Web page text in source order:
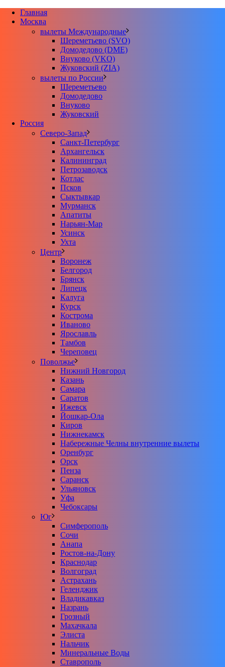
Главная
Москва
вылеты Международные
Шереметьево (SVO)
Домодедово (DME)
Внуково (VKO)
Жуковский (ZIA)
вылеты по России
Шереметьево
Домодедово
Внуково
Жуковский
Россия
Северо-Запад
Санкт-Петербург
Архангельск
Калининград
Петрозаводск
Котлас
Псков
Сыктывкар
Мурманск
Апатиты
Нарьян-Мар
Усинск
Ухта
Центр
Воронеж
Белгород
Брянск
Липецк
Калуга
Курск
Кострома
Иваново
Ярославль
Тамбов
Череповец
Поволжье
Нижний Новгород
Казань
Самара
Саратов
Ижевск
Йошкар-Ола
Киров
Нижнекамск
Набережные Челны внутренние вылеты
Оренбург
Орск
Пенза
Саранск
Ульяновск
Уфа
Чебоксары
Юг
Симферополь
Сочи
Анапа
Ростов-на-Дону
Краснодар
Волгоград
Астрахань
Геленджик
Владикавказ
Назрань
Грозный
Махачкала
Элиста
Нальчик
Минеральные Воды
Ставрополь